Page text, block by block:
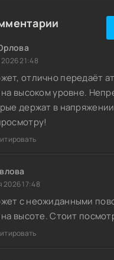
21:48
отлично передаёт
на высоком уровне.
держат в
2026 17:48
с неожиданными
высоте. Стоит